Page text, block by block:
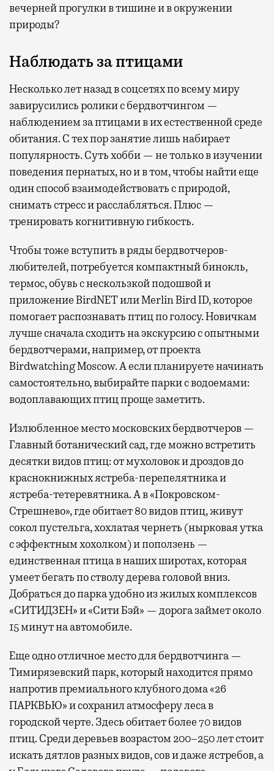
вечерней прогулки в тишине и в окружении
природы?
Наблюдать за птицами
Несколько лет назад в соцсетях по всему миру
завирусились ролики с бердвотчингом —
наблюдением за птицами в их естественной среде
обитания. С тех пор занятие лишь набирает
популярность. Суть хобби — не только в изучении
поведения пернатых, но и в том, чтобы найти еще
один способ взаимодействовать с природой,
снимать стресс и расслабляться. Плюс —
тренировать когнитивную гибкость.
Чтобы тоже вступить в ряды бердвотчеров-
любителей, потребуется компактный бинокль,
термос, обувь с нескользкой подошвой и
приложение BirdNET или Merlin Bird ID, которое
помогает распознавать птиц по голосу. Новичкам
лучше сначала сходить на экскурсию с опытными
бердвотчерами, например, от проекта
Birdwatching Moscow. А если планируете начинать
самостоятельно, выбирайте парки с водоемами:
водоплавающих птиц проще заметить.
Излюбленное место московских бердвотчеров —
Главный ботанический сад, где можно встретить
десятки видов птиц: от мухоловок и дроздов до
краснокнижных ястреба-перепелятника и
ястреба-тетеревятника. А в «Покровском-
Стрешнево», где обитает 80 видов птиц, живут
сокол пустельга, хохлатая чернеть (нырковая утка
с эффектным хохолком) и поползень —
единственная птица в наших широтах, которая
умеет бегать по стволу дерева головой вниз.
Добраться до парка удобно из жилых комплексов
«СИТИДЗЕН» и «Сити Бэй» — дорога займет около
15 минут на автомобиле.
Еще одно отличное место для бердвотчинга —
Тимирязевский парк, который находится прямо
напротив премиального клубного дома «26
ПАРКВЬЮ» и сохранил атмосферу леса в
городской черте. Здесь обитает более 70 видов
птиц. Среди деревьев возрастом 200–250 лет стоит
искать дятлов разных видов, сов и даже ястребов, а